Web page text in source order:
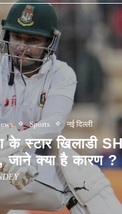
Sports नई दिल्ली
स्टार खिलाडी
क्या है कारण ?